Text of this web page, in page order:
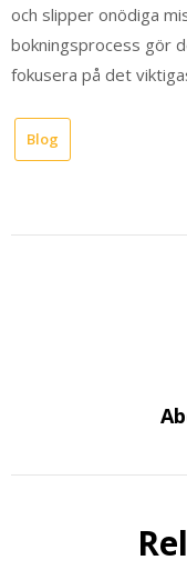
och slipper onödiga
bokningsprocess gör
fokusera på det
Blog